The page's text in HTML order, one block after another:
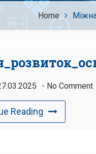
Home
No Comment
Reading